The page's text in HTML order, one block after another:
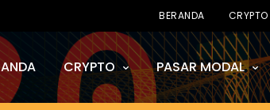
BERANDA CRYPTO
CRYPTO PASAR MODAL